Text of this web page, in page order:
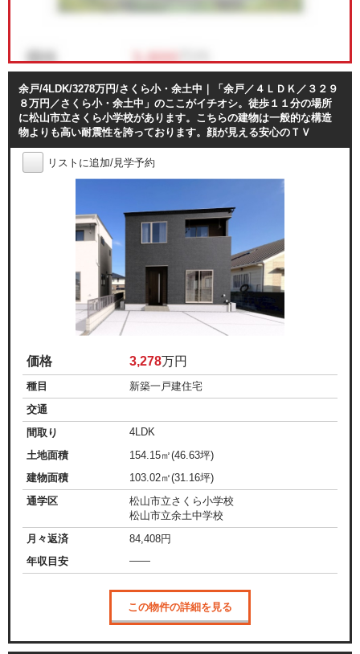
余戸/4LDK/3278万円/さくら小・余土中｜「余戸／４ＬＤＫ／３２９
８万円／さくら小・余土中」のここがイチオシ。徒歩１１分の場所
に松山市立さくら小学校があります。こちらの建物は一般的な構造
物よりも高い耐震性を誇っております。顔が見える安心のＴＶ
リストに追加/見学予約
価格 3,278万円
種目
新築一戸建住宅
交通
間取り
4LDK
土地面積
154.15㎡(46.63坪)
建物面積
103.02㎡(31.16坪)
通学区
松山市立さくら小学校
松山市立余土中学校
月々返済
84,408円
年収目安
——
この物件の詳細を見る